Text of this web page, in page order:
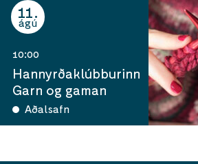
11
ágú
10:00
Hannyrðaklúbburinn
Garn og gaman
Aðalsafn